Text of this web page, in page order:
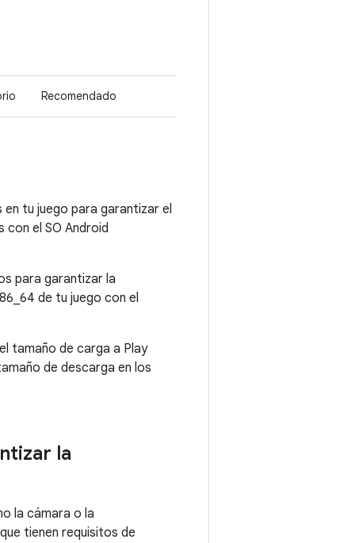
Recomendado
tu juego para garantizar el
el SO Android
para garantizar la
de tu juego con el
tamaño de carga a Play
de descarga en los
la
la cámara o la
tienen requisitos de